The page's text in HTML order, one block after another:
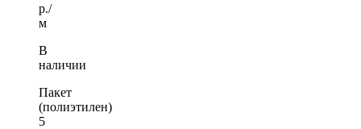
р./
м
В
наличии
Пакет
(полиэтилен)
5